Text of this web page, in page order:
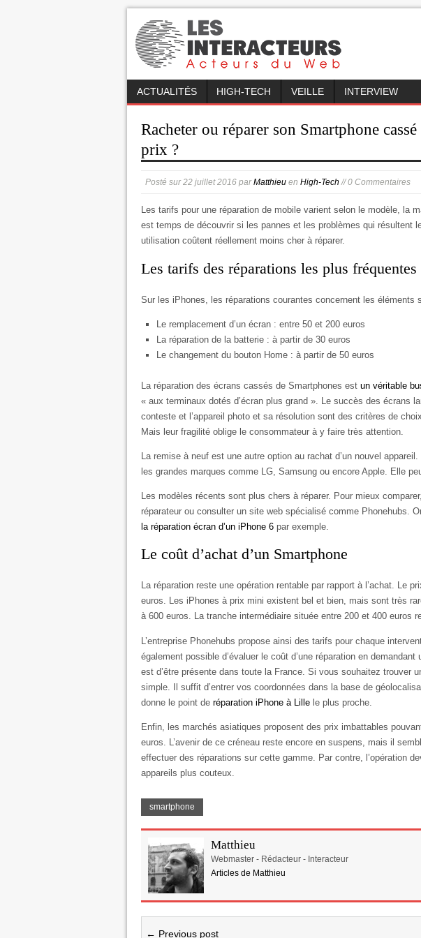
ACTUALITÉS HIGH-TECH VEILLE INTERVIEW
Racheter ou réparer son Smartphone
prix ?
Posté sur22 juillet 2016 parMatthieu en High-Tech // 0 Commentaires
Les tarifs pour une réparation de mobile varient selon le modèle, la
est temps de découvrir si les pannes et les problèmes qui résultent
utilisation coûtent réellement moins cher à réparer.
Les tarifs des réparations les plus fréquentes
Sur les iPhones, les réparations courantes concernent les éléments
Le remplacement d’un écran : entre 50 et 200 euros
La réparation de la batterie : à partir de 30 euros
Le changement du bouton Home : à partir de 50 euros
La réparation des écrans cassés de Smartphones est un véritable
« aux terminaux dotés d’écran plus grand ». Le succès des écrans
conteste et l’appareil photo et sa résolution sont des critères de
Mais leur fragilité oblige le consommateur à y faire très attention.
La remise à neuf est une autre option au rachat d’un nouvel
les grandes marques comme LG, Samsung ou encore Apple. Elle
Les modèles récents sont plus chers à réparer. Pour mieux
réparateur ou consulter un site web spécialisé comme Phonehubs.
la réparation écran d’un iPhone 6 par exemple.
Le coût d’achat d’un Smartphone
La réparation reste une opération rentable par rapport à l’achat. Le
euros. Les iPhones à prix mini existent bel et bien, mais sont très
à 600 euros. La tranche intermédiaire située entre 200 et 400 euros
L’entreprise Phonehubs propose ainsi des tarifs pour chaque
également possible d’évaluer le coût d’une réparation en
est d’être présente dans toute la France. Si vous souhaitez trouver
simple. Il suffit d’entrer vos coordonnées dans la base de
donne le point de réparation iPhone à Lille le plus proche.
Enfin, les marchés asiatiques proposent des prix imbattables
euros. L’avenir de ce créneau reste encore en suspens, mais il
effectuer des réparations sur cette gamme. Par contre, l’opération
appareils plus couteux.
smartphone
Matthieu
Webmaster - Rédacteur - Interacteur
Articles de Matthieu
← Previous post